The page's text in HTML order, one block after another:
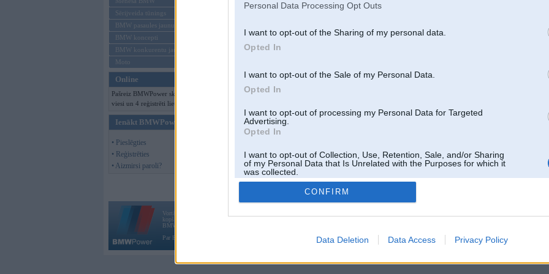
Personal Data Processing Opt Outs
I want to opt-out of the Sharing of my personal data.
Opted In
I want to opt-out of the Sale of my Personal Data.
Opted In
I want to opt-out of processing my Personal Data for Targeted
Advertising.
Opted In
I want to opt-out of Collection, Use, Retention, Sale, and/or Sharing
of my Personal Data that Is Unrelated with the Purposes for which it
was collected.
Opted Out
CONFIRM
Data Deletion Data Access Privacy Policy
Sērijveida tūnings
BMW pasaules jaunumi
BMW koncepti
BMW konkurentu jaunumi
Moto
Online
Pašreiz BMWPower skatās 161
viesi un 4 reģistrēti lietotāji.
Ienākt BMWPower
• Pieslēgties
• Reģistrēties
• Aizmirsi paroli?
Vortāls BMWPower.lv darbojas
kopš 2002. gada 14. maija. Tas nav auto klubs un nav saistīts ar
BMW AG.
Par BMWPower